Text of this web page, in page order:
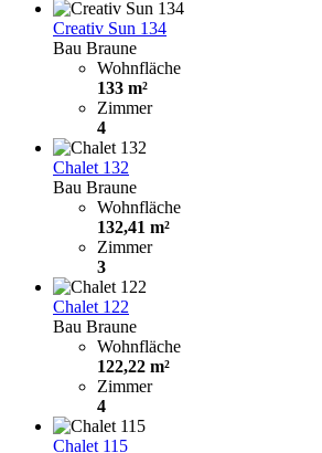
Creativ Sun 134
Bau Braune
Wohnfläche
133 m²
Zimmer
4
Chalet 132
Bau Braune
Wohnfläche
132,41 m²
Zimmer
3
Chalet 122
Bau Braune
Wohnfläche
122,22 m²
Zimmer
4
Chalet 115